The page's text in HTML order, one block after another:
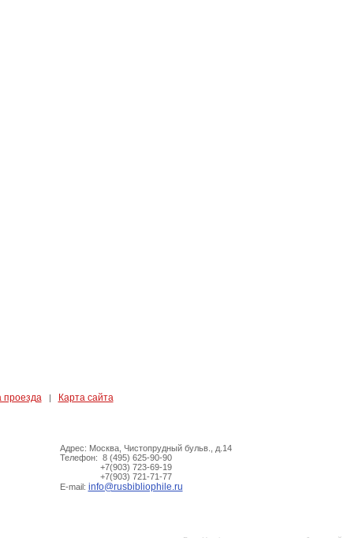
проезда |
Карта сайта
Адрес: Москва, Чистопрудный бульв., д.14
Телефон: 8 (495) 625-90-90
+7(903) 723-69-19
+7(903) 721-71-77
E-mail: info@rusbibliophile.ru